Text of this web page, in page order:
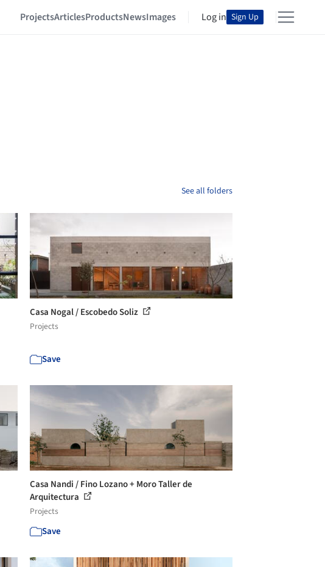
ProjectsArticlesProductsNewsImages Log in Sign Up
See all folders
Casa Nogal / Escobedo Soliz
Projects
Save
Casa Nandi / Fino Lozano + Moro Taller de
Arquitectura
Projects
Save